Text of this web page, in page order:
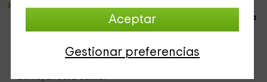
Aceptar
Gestionar preferencias
7 dormitoriosque se reparten de tal manera que uno de
ellos dispone de una cama dematrmonio y un sofá cama
adicional, mientras que los2 siguientescuentan cada
cuentan conun par de camasindividuales, el
último, unsofá cama.